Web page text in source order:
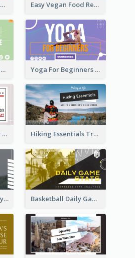
Beauty Makeup Tutorial Class YouTube Thumbnail Easy Vegan Food Recipes YouTube Thumbnail
Healthy Eating Recipe YouTube Thumbnail Yoga For Beginners YouTube Thumbnail
Modern Art Gallery Art Education YouTube Thumbnail Hiking Essentials Travel YouTube Thumbnail
Cardio Workout Playlist Fitness YouTube Thumbnail Basketball Daily Game Stats Sports YouTube Thumbnail